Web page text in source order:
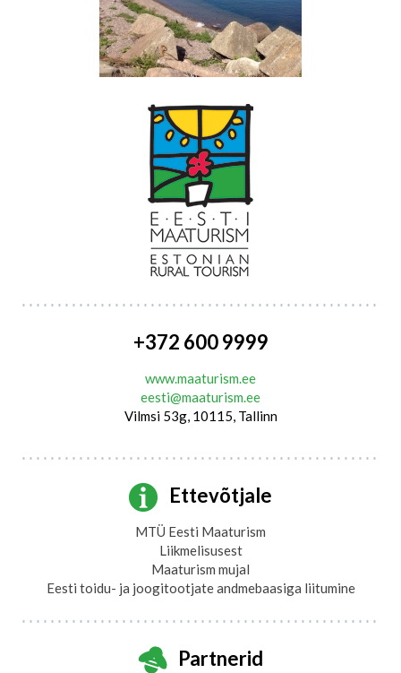
+372 600 9999
www.maaturism.ee
eesti@maaturism.ee
Vilmsi 53g, 10115, Tallinn
Ettevõtjale
MTÜ Eesti Maaturism
Liikmelisusest
Maaturism mujal
Eesti toidu- ja joogitootjate andmebaasiga liitumine
Partnerid